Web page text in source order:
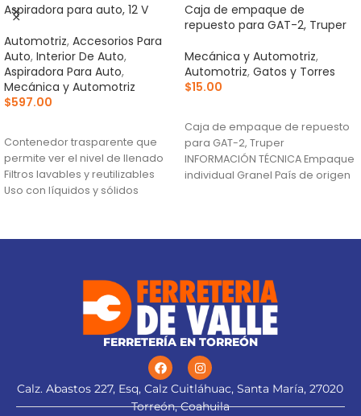
Aspiradora para auto, 12 V
Automotriz, Accesorios Para
Auto, Interior De Auto,
Aspiradora Para Auto,
Mecánica y Automotriz
$597.00
Contenedor trasparente que
permite ver el nivel de llenado
Filtros lavables y reutilizables
Uso con líquidos y sólidos
Caja de empaque de
repuesto para GAT-2, Truper
Mecánica y Automotriz,
Automotriz, Gatos y Torres
$15.00
Caja de empaque de repuesto
para GAT-2, Truper
INFORMACIÓN TÉCNICA Empaque
individual Granel País de origen
FERRETERÍA EN TORREÓN
Calz. Abastos 227, Esq, Calz Cuitláhuac, Santa María, 27020
Torreón, Coahuila